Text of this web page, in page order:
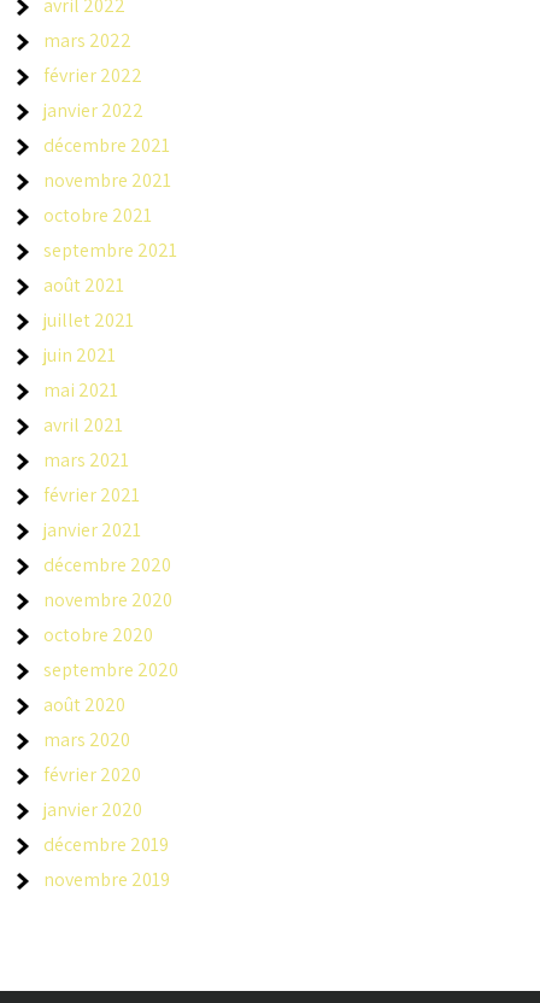
avril 2022
mars 2022
février 2022
janvier 2022
décembre 2021
novembre 2021
octobre 2021
septembre 2021
août 2021
juillet 2021
juin 2021
mai 2021
avril 2021
mars 2021
février 2021
janvier 2021
décembre 2020
novembre 2020
octobre 2020
septembre 2020
août 2020
mars 2020
février 2020
janvier 2020
décembre 2019
novembre 2019